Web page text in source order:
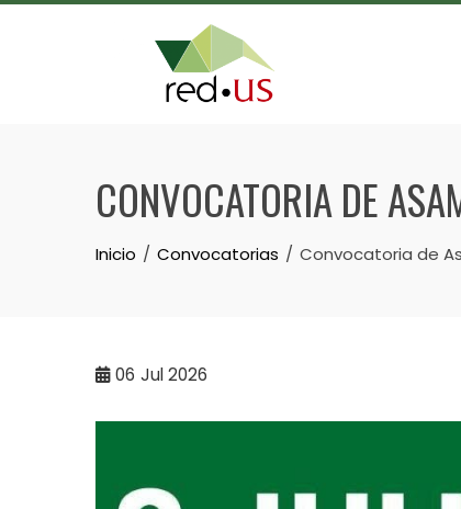
Skip
CONVOCATORIA DE
Inicio Convocatorias Convocatoria de
06 Jul 2026